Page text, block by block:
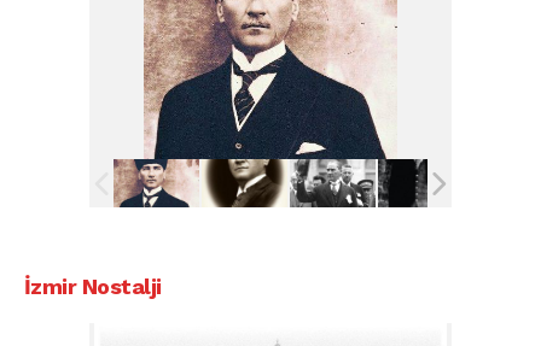
İzmir Nostalji